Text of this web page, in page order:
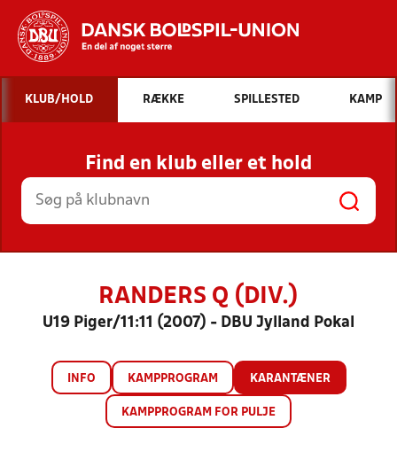
Hvad vil du søge efter?
INDHOLD OG NYHEDER
STILLINGER, RESULTATER, KLUBBER OG
HOLD
KLUB/HOLD RÆKKE SPILLESTED KAMP
Find en klub eller et hold
RANDERS Q (DIV.)
U19 Piger/11:11 (2007) - DBU Jylland Pokal
INFO KAMPPROGRAM KARANTÆNER
KAMPPROGRAM FOR PULJE